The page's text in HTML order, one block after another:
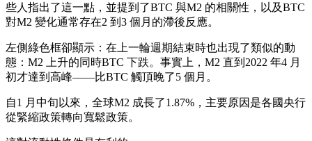
些人指出了這一點，並提到了BTC 與M2 的相關性，以及BTC
對M2 變化通常存在2 到3 個月的滯後反應。
左側綠色框卻顯示：在上一輪週期結束時也出現了類似的動
態：M2 上升的同時BTC 下跌。事實上，M2 直到2022 年4 月
初才達到高峰——比BTC 觸頂晚了5 個月。
自1 月中旬以來，全球M2 成長了1.87%，主要原因是各國央行
從緊縮政策轉向寬鬆政策。